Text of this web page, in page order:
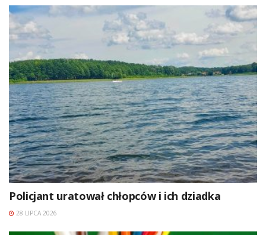
Policjant uratował chłopców i ich dziadka
28 LIPCA 2026